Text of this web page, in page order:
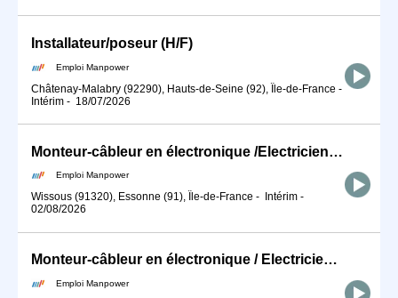
Installateur/poseur (H/F)
Emploi Manpower
Châtenay-Malabry (92290), Hauts-de-Seine (92), Île-de-France -
Intérim - 18/07/2026
Monteur-câbleur en électronique /Electricien / Electronicien (H/F)
Emploi Manpower
Wissous (91320), Essonne (91), Île-de-France - Intérim -
02/08/2026
Monteur-câbleur en électronique / Electricien / Electronicien / DRONE (H/F)
Emploi Manpower